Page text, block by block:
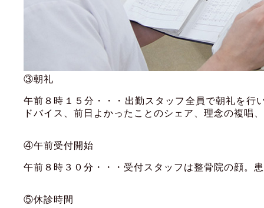
③朝礼
午前８時１５分・・・出勤スタッフ全員で朝礼を行
ドバイス、前日よかったことのシェア、理念の複唱
④午前受付開始
午前８時３０分・・・受付スタッフは整骨院の顔。
⑤休診時間